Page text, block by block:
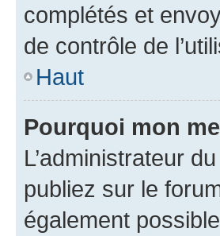
complétés et
de contrôle de
Haut
Pourquoi mon
L’administrateur
publiez sur le
également